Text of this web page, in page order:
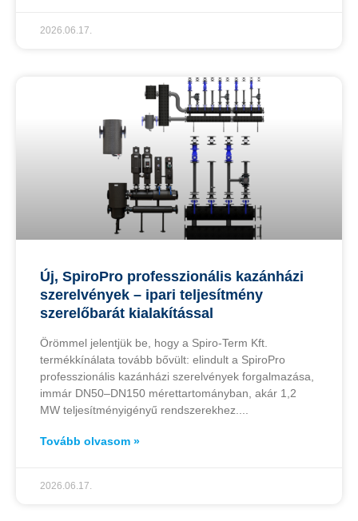
2026.06.17.
Új, SpiroPro professzionális kazánházi
szerelvények – ipari teljesítmény
szerelőbarát kialakítással
Örömmel jelentjük be, hogy a Spiro-Term Kft.
termékkínálata tovább bővült: elindult a SpiroPro
professzionális kazánházi szerelvények forgalmazása,
immár DN50–DN150 mérettartományban, akár 1,2
MW teljesítményigényű rendszerekhez.
Tovább olvasom »
2026.06.17.